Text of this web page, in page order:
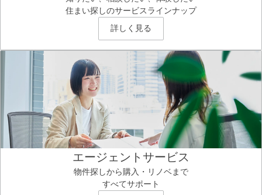
住まい探しのサービスラインナップ
詳しく見る
エージェントサービス
物件探しから購入・リノベまで
すべてサポート